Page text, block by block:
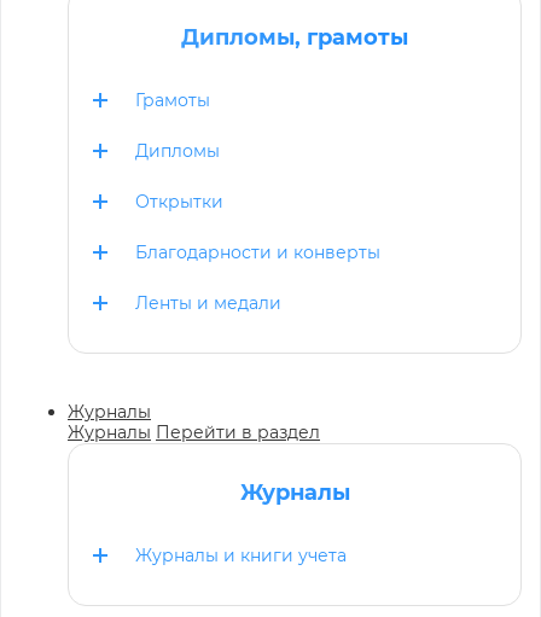
Дипломы, грамоты
Грамоты
Дипломы
Открытки
Благодарности и конверты
Ленты и медали
Журналы
Журналы Перейти в раздел
Журналы
Журналы и книги учета